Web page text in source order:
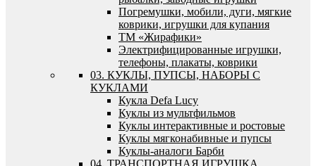
Погремушки, мобили, дуги, мягкие
коврики, игрушки для купания
ТМ «Жирафики»
Электрифицированные игрушки,
телефоны, плакаты, коврики
03. КУКЛЫ, ПУПСЫ, НАБОРЫ С
КУКЛАМИ
Кукла Defa Lucy
Куклы из мультфильмов
Куклы интерактивные и ростовые
Куклы мягконабивные и пупсы
Куклы-аналоги Барби
04. ТРАНСПОРТНАЯ ИГРУШКА